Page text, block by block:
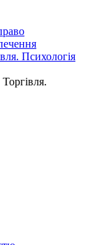
Психологія